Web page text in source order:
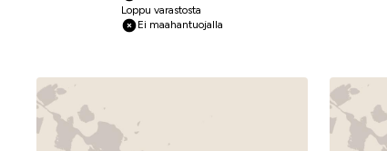
Loppu varastosta
Ei maahantuojalla